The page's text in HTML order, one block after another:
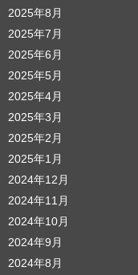
2025年8月
2025年7月
2025年6月
2025年5月
2025年4月
2025年3月
2025年2月
2025年1月
2024年12月
2024年11月
2024年10月
2024年9月
2024年8月